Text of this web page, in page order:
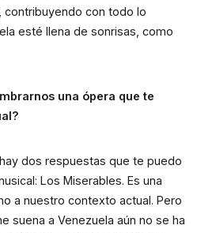
contribuyendo con todo lo
esté llena de sonrisas, como
una ópera que te
dos respuestas que te puedo
Los Miserables. Es una
a nuestro contexto actual. Pero
suena a Venezuela aún no se ha